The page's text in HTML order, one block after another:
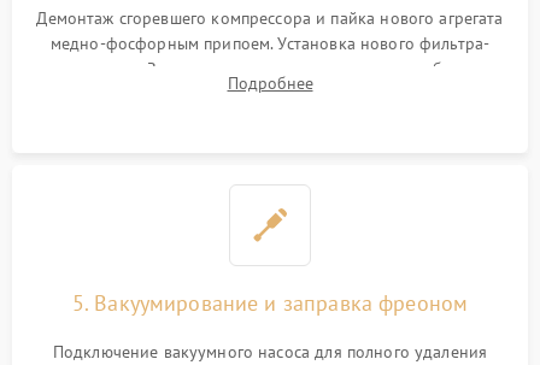
Демонтаж сгоревшего компрессора и пайка нового агрегата
медно-фосфорным припоем. Установка нового фильтра-
осушителя. Замена изношенных вентиляторов обдува,
сломанных заслонок или поврежденных дверных петель.
Подробнее
5. Вакуумирование и заправка фреоном
Подключение вакуумного насоса для полного удаления